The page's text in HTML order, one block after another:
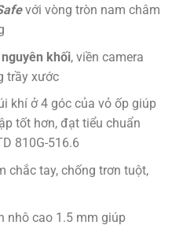
với vòng tròn nam châm
khối, viền camera
trầy xước
khí ở 4 góc của vỏ ốp giúp
tốt hơn, đạt tiểu chuẩn
810G-516.6
chắc tay, chống trơn tuột,
nhô cao 1.5 mm giúp